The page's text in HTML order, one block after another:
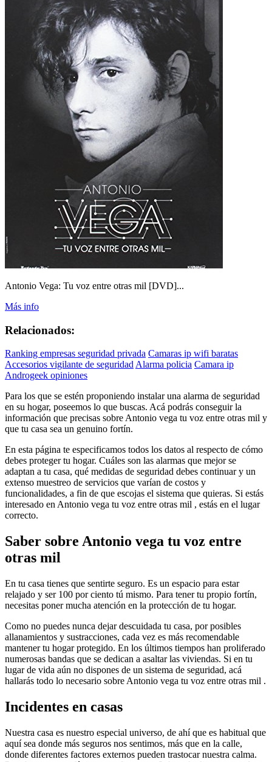
Antonio Vega: Tu voz entre otras mil [DVD]...
Más info
Relacionados:
Ranking empresas seguridad privada Camaras ip wifi baratas
Accesorios vigilante de seguridad Alarma policia Camara ip
Androgeek opiniones
Para los que se estén proponiendo instalar una alarma de seguridad
en su hogar, poseemos lo que buscas. Acá podrás conseguir la
información que precisas sobre Antonio vega tu voz entre otras mil y
que tu casa sea un genuino fortín.
En esta página te especificamos todos los datos al respecto de cómo
debes proteger tu hogar. Cuáles son las alarmas que mejor se
adaptan a tu casa, qué medidas de seguridad debes continuar y un
extenso muestreo de servicios que varían de costos y
funcionalidades, a fin de que escojas el sistema que quieras. Si estás
interesado en Antonio vega tu voz entre otras mil , estás en el lugar
correcto.
Saber sobre Antonio vega tu voz entre
otras mil
En tu casa tienes que sentirte seguro. Es un espacio para estar
relajado y ser 100 por ciento tú mismo. Para tener tu propio fortín,
necesitas poner mucha atención en la protección de tu hogar.
Como no puedes nunca dejar descuidada tu casa, por posibles
allanamientos y sustracciones, cada vez es más recomendable
mantener tu hogar protegido. En los últimos tiempos han proliferado
numerosas bandas que se dedican a asaltar las viviendas. Si en tu
lugar de vida aún no dispones de un sistema de seguridad, acá
hallarás todo lo necesario sobre Antonio vega tu voz entre otras mil .
Incidentes en casas
Nuestra casa es nuestro especial universo, de ahí que es habitual que
aquí sea donde más seguros nos sentimos, más que en la calle,
donde diferentes factores externos pueden trastocar nuestra calma.